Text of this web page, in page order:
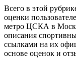
Всего в этой
оценки
метро ЦСКА в
описания
ссылками на их
основе оценок и